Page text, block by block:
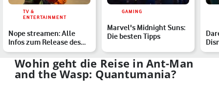
TV &
ENTERTAINMENT
Nope streamen: Alle
Infos zum Release des
Jordan-Peele-Schockers
GAMING
Marvel's Midnight Suns:
Die besten Tipps
Wohin geht die Reise in Ant-Man
and the Wasp: Quantumania?